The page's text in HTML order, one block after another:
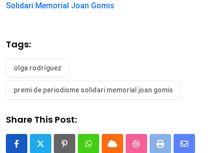
Solidari Memorial Joan Gomis
Tags:
olga rodríguez
premi de periodisme solidari memorial joan gomis
Share This Post:
PinterestWhatsappCloud StumbleUpon
Print
Share